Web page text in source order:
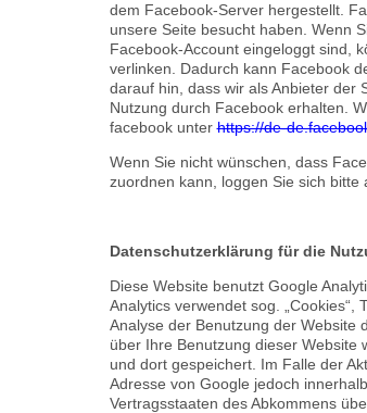
dem Facebook-Server hergestellt.
unsere Seite besucht haben. Wenn
Facebook-Account eingeloggt sind,
verlinken. Dadurch kann Facebook
darauf hin, dass wir als Anbieter der
Nutzung durch Facebook erhalten.
facebook unterhttps://de-
Wenn Sie nicht wünschen, dass
zuordnen kann, loggen Sie sich bitte
Datenschutzerklärung für die
Diese Website benutzt Google
Analytics verwendet sog.
Analyse der Benutzung der Website
über Ihre Benutzung dieser Website
und dort gespeichert. Im Falle der
Adresse von Google jedoch
Vertragsstaaten des Abkommens